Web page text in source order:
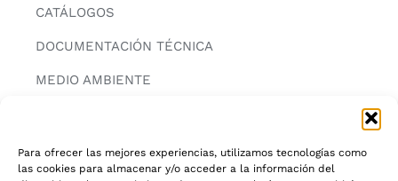
Para ofrecer las mejores experiencias, utilizamos tecnologías como
las cookies para almacenar y/o acceder a la información del
CATÁLOGOS
DOCUMENTACIÓN TÉCNICA
MEDIO AMBIENTE